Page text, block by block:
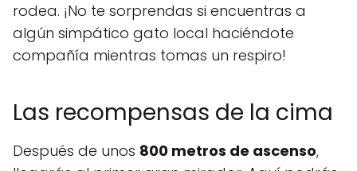
rodea. ¡No te sorprendas si encuentras a
algún simpático gato local haciéndote
compañía mientras tomas un respiro!
Las recompensas de la cima
Después de unos 800 metros de ascenso,